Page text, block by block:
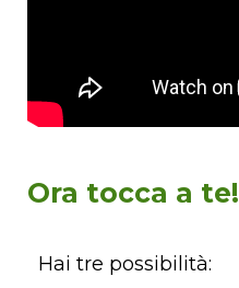
Ora tocca a te!
Hai tre possibilità: